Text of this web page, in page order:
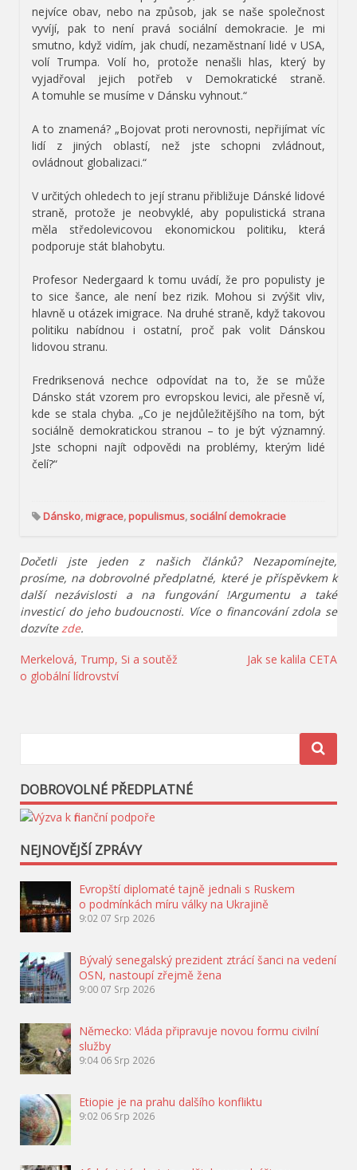
nejvíce obav, nebo na způsob, jak se naše společnost
vyvíjí, pak to není pravá sociální demokracie. Je mi
smutno, když vidím, jak chudí, nezaměstnaní lidé v USA,
volí Trumpa. Volí ho, protože nenašli hlas, který by
vyjadřoval jejich potřeb v Demokratické straně.
A tomuhle se musíme v Dánsku vyhnout.“
A to znamená? „Bojovat proti nerovnosti, nepřijímat víc
lidí z jiných oblastí, než jste schopni zvládnout,
ovládnout globalizaci.“
V určitých ohledech to její stranu přibližuje Dánské lidové
straně, protože je neobvyklé, aby populistická strana
měla středolevicovou ekonomickou politiku, která
podporuje stát blahobytu.
Profesor Nedergaard k tomu uvádí, že pro populisty je
to sice šance, ale není bez rizik. Mohou si zvýšit vliv,
hlavně u otázek imigrace. Na druhé straně, když takovou
politiku nabídnou i ostatní, proč pak volit Dánskou
lidovou stranu.
Fredriksenová nechce odpovídat na to, že se může
Dánsko stát vzorem pro evropskou levici, ale přesně ví,
kde se stala chyba. „Co je nejdůležitějšího na tom, být
sociálně demokratickou stranou – to je být významný.
Jste schopni najít odpovědi na problémy, kterým lidé
čelí?“
Dánsko,migrace,populismus,sociální demokracie
Dočetli jste jeden z našich článků? Nezapomínejte,
prosíme, na dobrovolné předplatné, které je příspěvkem k
další nezávislosti a na fungování !Argumentu a také
investicí do jeho budoucnosti. Více o financování zdola se
dozvítezde.
Navigace
pro
Merkelová, Trump, Si a soutěž
o globální lídrovství
Jak se kalila CETA
DOBROVOLNÉ PŘEDPLATNÉ
NEJNOVĚJŠÍ ZPRÁVY
Evropští diplomaté tajně jednali s Ruskem
o podmínkách míru války na Ukrajině
9:02 07 Srp 2026
Bývalý senegalský prezident ztrácí šanci na vedení
OSN, nastoupí zřejmě žena
9:00 07 Srp 2026
Německo: Vláda připravuje novou formu civilní
služby
9:04 06 Srp 2026
Etiopie je na prahu dalšího konfliktu
9:02 06 Srp 2026